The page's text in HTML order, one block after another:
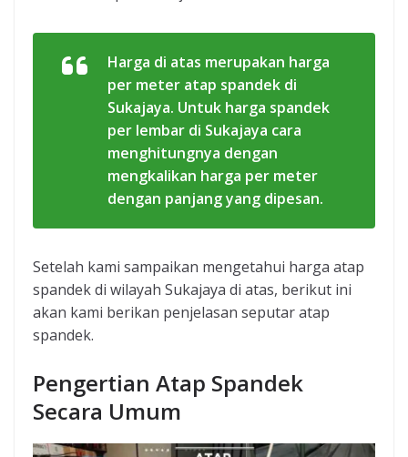
Harga di atas merupakan harga
per meter atap spandek di
Sukajaya. Untuk harga spandek
per lembar di Sukajaya cara
menghitungnya dengan
mengkalikan harga per meter
dengan panjang yang dipesan.
Setelah kami sampaikan mengetahui harga atap
spandek di wilayah Sukajaya di atas, berikut ini
akan kami berikan penjelasan seputar atap
spandek.
Pengertian Atap Spandek
Secara Umum